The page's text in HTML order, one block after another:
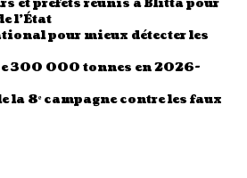
et préfets réunis à Blitta pour
l’État
pour mieux détecter les
300 000 tonnes en 2026-
la 8ᵉ campagne contre les faux